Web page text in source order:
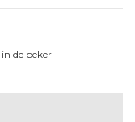
de beker